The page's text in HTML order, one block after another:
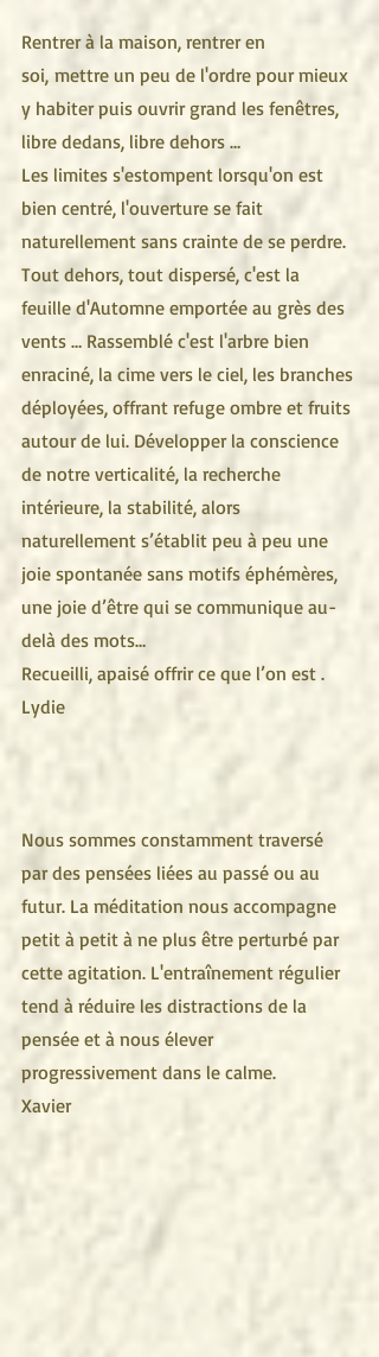
Rentrer à la maison, rentrer en
soi, mettre un peu de l'ordre pour mieux
y habiter puis ouvrir grand les fenêtres,
libre dedans, libre dehors …
Les limites s'estompent lorsqu'on est
bien centré, l'ouverture se fait
naturellement sans crainte de se perdre.
Tout dehors, tout dispersé, c'est la
feuille d'Automne emportée au grès des
vents … Rassemblé c'est l'arbre bien
enraciné, la cime vers le ciel, les branches
déployées, offrant refuge ombre et fruits
autour de lui. Développer la conscience
de notre verticalité, la recherche
intérieure, la stabilité, alors
naturellement s’établit peu à peu une
joie spontanée sans motifs éphémères,
une joie d’être qui se communique au-
delà des mots…
Recueilli, apaisé offrir ce que l’on est .
Lydie
Nous sommes constamment traversé
par des pensées liées au passé ou au
futur. La méditation nous accompagne
petit à petit à ne plus être perturbé par
cette agitation. L'entraînement régulier
tend à réduire les distractions de la
pensée et à nous élever
progressivement dans le calme.
Xavier